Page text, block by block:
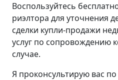
Воспользуйтесь
риэлтора для уточнения
сделки купли-продажи
услуг по сопровождению
случае.
Я проконсультирую вас